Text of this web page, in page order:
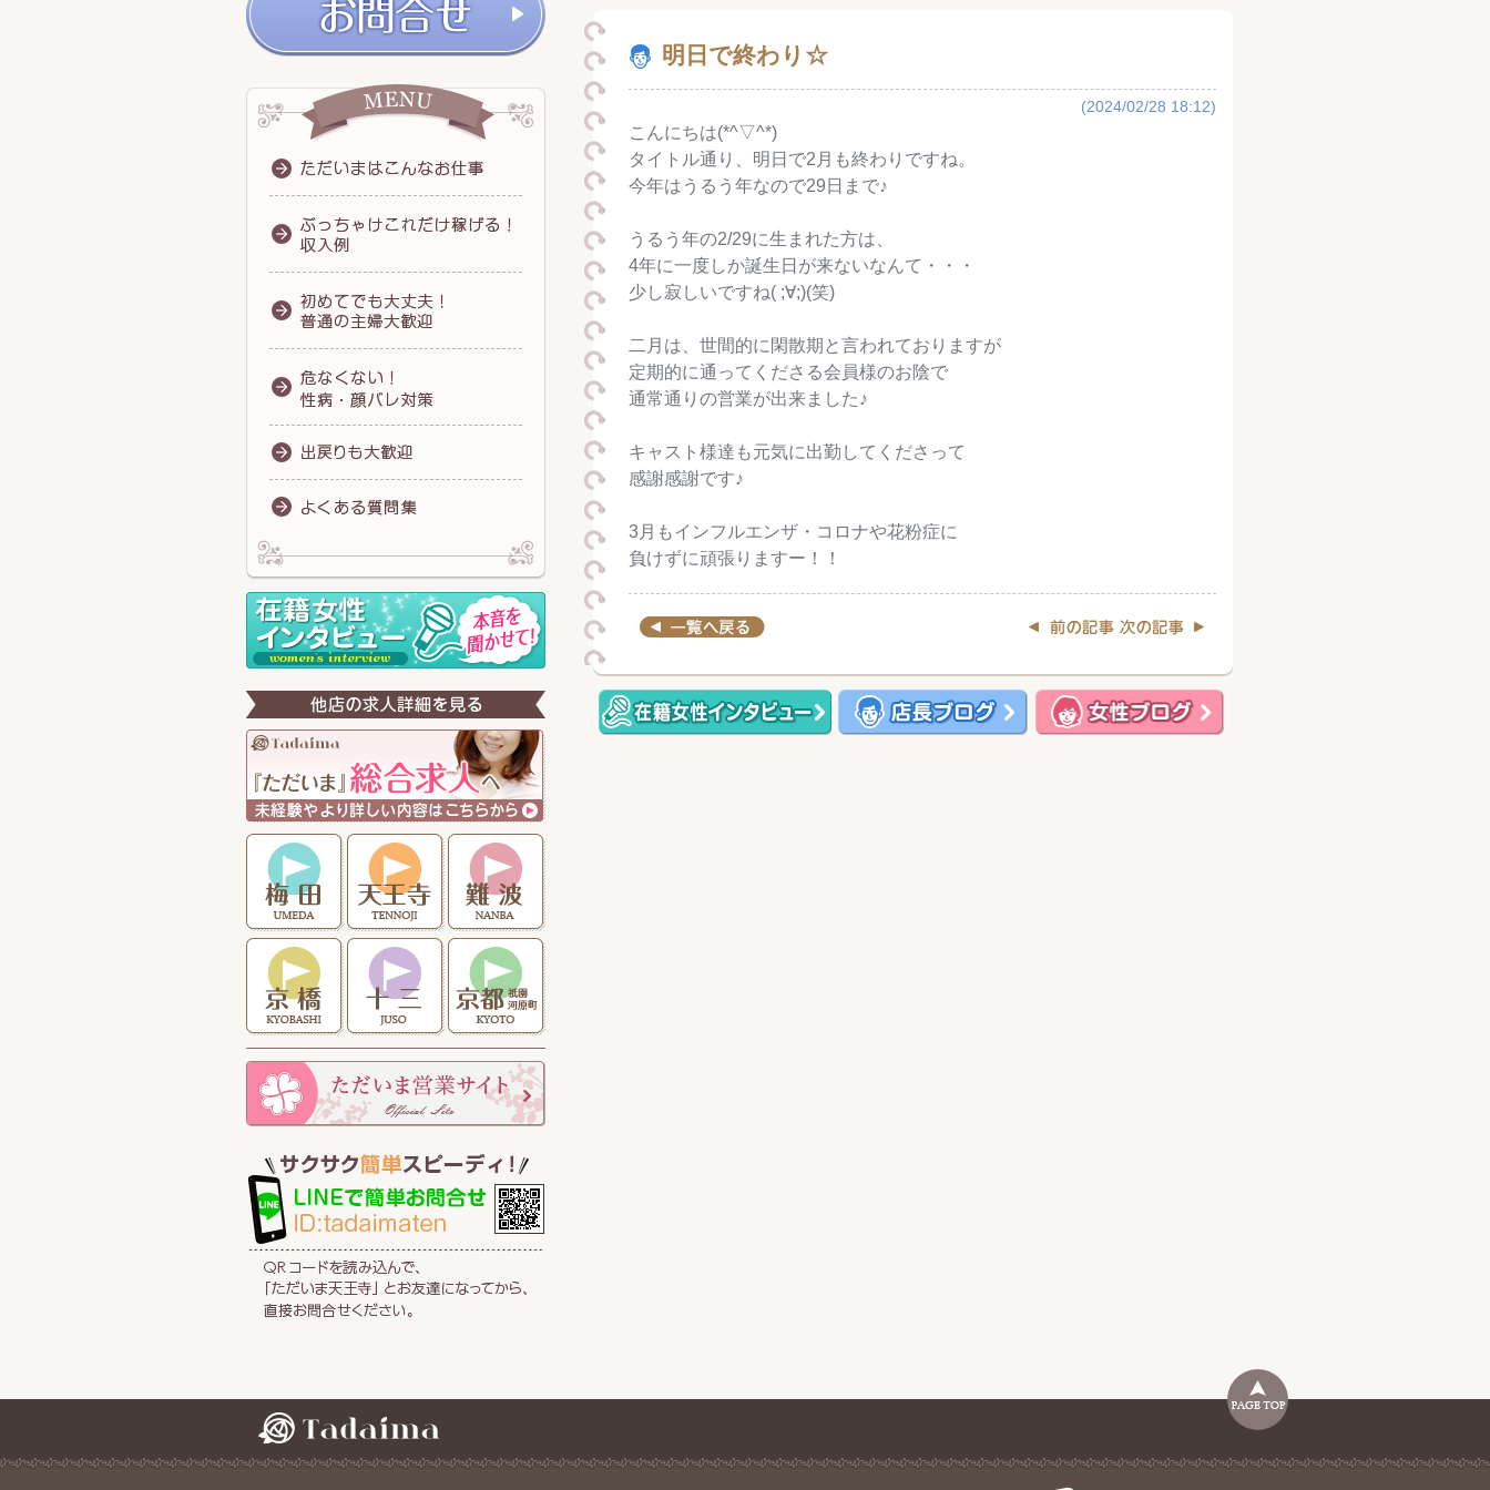
明日で終わり☆
(2024/02/28 18:12)
こんにちは(*^▽^*)
タイトル通り、明日で2月も終わりですね。
今年はうるう年なので29日まで♪
うるう年の2/29に生まれた方は、
4年に一度しか誕生日が来ないなんて・・・
少し寂しいですね( ;∀;)(笑)
二月は、世間的に閑散期と言われておりますが
定期的に通ってくださる会員様のお陰で
通常通りの営業が出来ました♪
キャスト様達も元気に出勤してくださって
感謝感謝です♪
3月もインフルエンザ・コロナや花粉症に
負けずに頑張りますー！！